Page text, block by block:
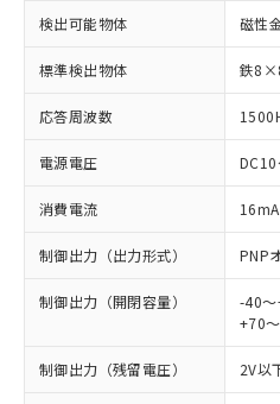
検出可能物体 磁性
標準検出物体 鉄
応答周波数
電源電圧
消費電流
制御出力（出力形式） PNP
制御出力（開閉容量）
-40
+70
制御出力（残留電圧） 2V以